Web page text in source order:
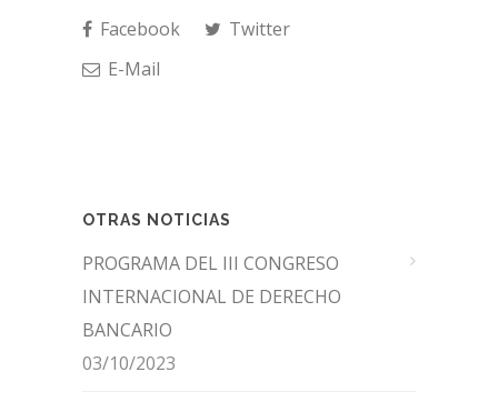
Facebook
Twitter
E-Mail
OTRAS NOTICIAS
PROGRAMA DEL III CONGRESO
INTERNACIONAL DE DERECHO
BANCARIO
03/10/2023